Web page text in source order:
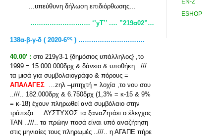
…υπεύθυνη δήλωση επιδιόρθωσης…
…………………….… ‘’yΤ’’ .… ”219α02”…
138α-β-γ-δ ( 2020-6ος ) ………………………….
40.00’ : στο 219γ3-1 {δημόσιος υπάλληλος} ,το
1999 = 15.000.000δρχ & δάνειο & υποθήκη ..///..
τα μισά για συμβολαιογράφο & πόρους =
ΑΠΑΛΑΓΕΣ …zηλ –μπηχτή = λοχία ,το νου σου
..///.. 182.000δρχ & 6.750δρχ (1,3% = κ-15 & 9%
= κ-18) έχουν πληρωθεί ανά συμβόλαιο στην
τράπεζα … ΔΥΣΤΥΧΩΣ τα ξαναΖητάει ο έλεγχος
ΤΑΝ ..///.. τα πρώην ποσά είναι υπό αναζήτηση
στις μηνιαίες τους πληρωμές ..///.. η ΑΓΑΠΕ πήρε
ΕΝ-Ζ
ESHOP